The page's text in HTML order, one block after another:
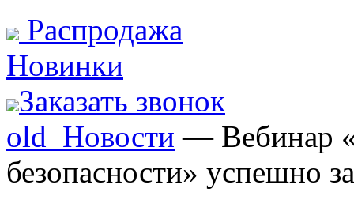
Распродажа
Новинки
Заказать звонок
old_Новости — Вебинар
безопасности» успешно